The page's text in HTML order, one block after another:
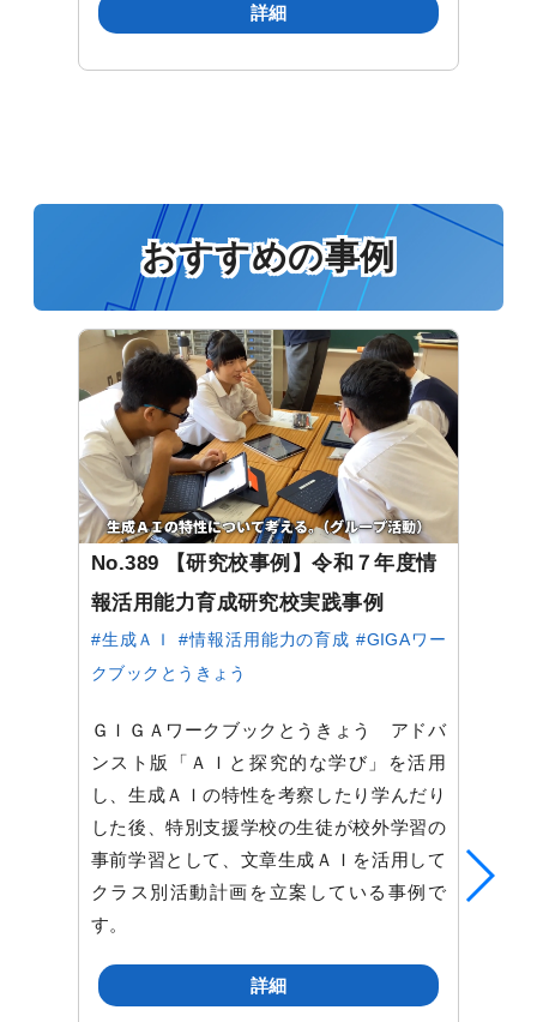
詳細
おすすめの事例
No.389 【研究校事例】令和７年度情
報活用能力育成研究校実践事例
#生成ＡＩ #情報活用能力の育成 #GIGAワー
クブックとうきょう
ＧＩＧＡワークブックとうきょう アドバ
ンスト版「ＡＩと探究的な学び」を活用
し、生成ＡＩの特性を考察したり学んだり
した後、特別支援学校の生徒が校外学習の
事前学習として、文章生成ＡＩを活用して
クラス別活動計画を立案している事例で
す。
詳細